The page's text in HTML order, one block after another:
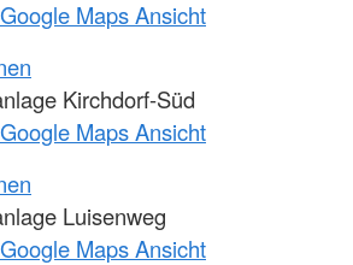
Maps Ansicht
Kirchdorf-Süd
Maps Ansicht
Luisenweg
Maps Ansicht